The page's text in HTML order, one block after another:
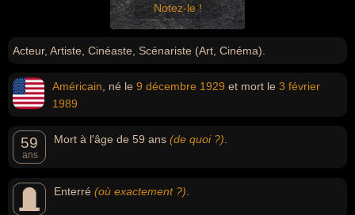
Notez-le !
Acteur, Artiste, Cinéaste, Scénariste (Art, Cinéma).
Américain , né le 9 décembre 1929 et mort le 3 février
1989
59
ans
Mort à l'âge de 59 ans (de quoi ?)
Enterré (où exactement ?)